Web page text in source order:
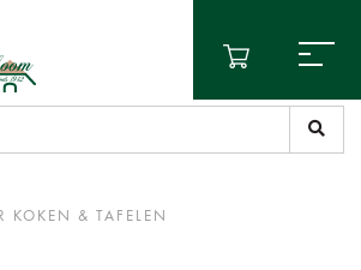
KOKEN & TAFELEN